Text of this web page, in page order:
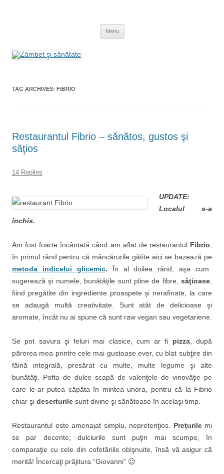
Menu
TAG ARCHIVES: FIBRIO
Restaurantul Fibrio – sănătos, gustos şi
săţios
14 Replies
UPDATE:
Localul s-a
închis.
Am fost foarte încântată când am aflat de restaurantul Fibrio
în primul rând pentru că mâncărurile gătite aici se bazează pe
metoda indicelui glicemic. În al doilea rând, aşa cum
sugerează şi numele, bunătăţile sunt pline de fibre, săţioase
fiind pregătite din ingrediente proaspete şi nerafinate, la care
se adaugă multă creativitate. Sunt atât de delicioase şi
aromate, încât nu ai spune că sunt raw vegan sau vegetariene.
Se pot savura şi feluri mai clasice, cum ar fi pizza, după
părerea mea printre cele mai gustoase ever, cu blat subţire din
făină integrală, presărat cu multe, multe legume şi alte
bunătăţi. Pofta de dulce scapă de valenţele de vinovăţie pe
care le-ar putea căpăta în mintea unora, pentru că la Fibrio
chiar şi deserturile sunt divine şi sănătoase în acelaşi timp.
Restaurantul este amenajat simplu, nepretenţios. Preţurilemi
se par decente; dulciurile sunt puţin mai scumpe, în
comparaţie cu cele din cofetăriile obişnuite, însă vă asigur că
merită! Încercaţi prăjitura “Giovanni” 😉